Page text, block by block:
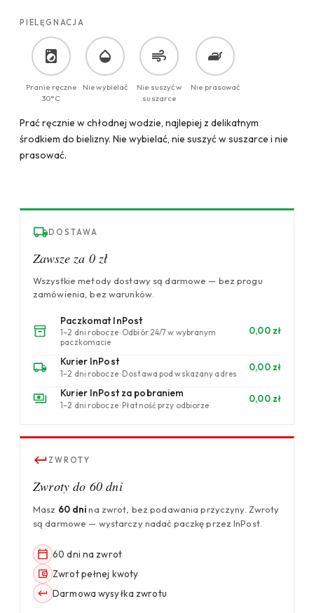
PIELĘGNACJA
Pranie ręczne
30°C
Nie wybielać
Nie suszyć w
suszarce
Nie prasować
Prać ręcznie w chłodnej wodzie, najlepiej z delikatnym
środkiem do bielizny. Nie wybielać, nie suszyć w suszarce i nie
prasować.
DOSTAWA
Zawsze za 0 zł
Wszystkie metody dostawy są darmowe — bez progu
zamówienia, bez warunków.
Paczkomat InPost
1–2 dni robocze · Odbiór 24/7 w wybranym
paczkomacie
0,00 zł
Kurier InPost
1–2 dni robocze · Dostawa pod wskazany adres
0,00 zł
Kurier InPost za pobraniem
1–2 dni robocze · Płatność przy odbiorze
0,00 zł
ZWROTY
Zwroty do 60 dni
Masz 60 dnina zwrot, bez podawania przyczyny. Zwroty
są darmowe — wystarczy nadać paczkę przez InPost.
60 dni na zwrot
Zwrot pełnej kwoty
Darmowa wysyłka zwrotu